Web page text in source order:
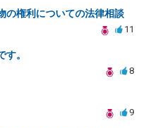
の権利についての法律相談
11
。
8
9